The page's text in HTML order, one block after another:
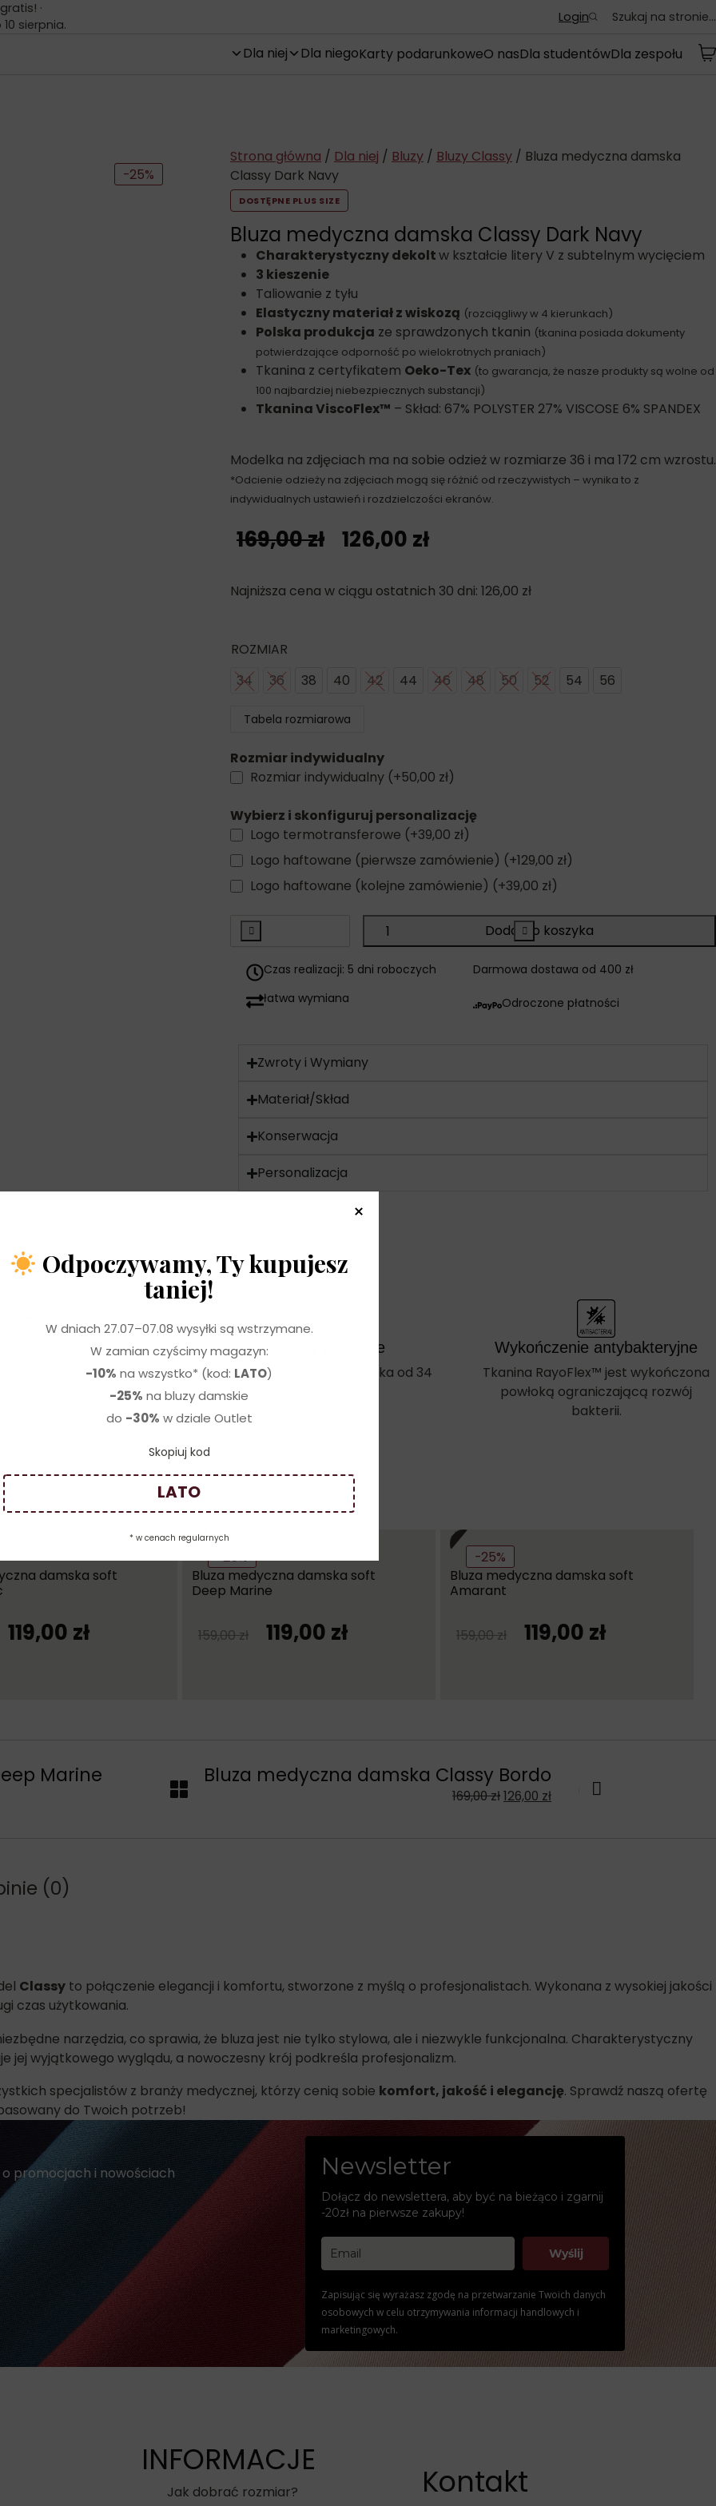
·
sierpnia.
Login Szukaj na stronie...
Dla niej Dla niegoKarty podarunkoweO nasDla studentówDla zespołu
-25%
Strona główna / Dla niej / Bluzy / Bluzy Classy / Bluza medyczna damska
Classy Dark Navy
DOSTĘPNE PLUS SIZE
Bluza medyczna damska Classy Dark Navy
Charakterystyczny dekoltw kształcie litery V z subtelnym wycięciem
3 kieszenie
Taliowanie z tyłu
Elastyczny materiał z wiskozą (rozciągliwy w 4 kierunkach)
Polska produkcja ze sprawdzonych tkanin (tkanina posiada dokumenty
potwierdzające odporność po wielokrotnych praniach)
Tkanina z certyfikatem Oeko-Tex (to gwarancja, że nasze produkty są wolne od
100 najbardziej niebezpiecznych substancji)
Tkanina ViscoFlex™ – Skład: 67% POLYSTER 27% VISCOSE 6% SPANDEX
Modelka na zdjęciach ma na sobie odzież w rozmiarze 36 i ma 172 cm wzrostu.
*Odcienie odzieży na zdjęciach mogą się różnić od rzeczywistych – wynika to z
indywidualnych ustawień i rozdzielczości ekranów.
169,00zł 126,00 zł
Najniższa cena w ciągu ostatnich 30 dni: 126,00 zł
ROZMIAR
34
36 38 40 42 44 46 48 50 52 54 56
Tabela rozmiarowa
Rozmiar indywidualny
Rozmiar indywidualny (+50,00 zł)
Wybierz i skonfiguruj personalizację
Logo termotransferowe (+39,00 zł)
Logo haftowane (pierwsze zamówienie) (+129,00 zł)
Logo haftowane (kolejne zamówienie) (+39,00 zł)
- +
Dodaj do koszyka
Czas realizacji: 5 dni roboczych
Darmowa dostawa od 400 zł
łatwa wymiana
Odroczone płatności
Zwroty i Wymiany
Materiał/Skład
Konserwacja
Personalizacja
tkaniny
materiał zapewniający
swobodę ruchów,
się w 4 kierunkach.
PLUS  SIZE
Rozmiary plus size
Szeroka rozmiarówka damska od 34
Wykończenie antybakteryjne
Tkanina RayoFlex™ jest wykończona
powłoką ograniczającą rozwój
bakterii.
damska soft
119,00 zł
-25%
Bluza medyczna damska soft
Deep Marine
159,00zł 119,00 zł
-25%
Bluza medyczna damska soft
Amarant
159,00zł 119,00 zł
Marine Bluza medyczna damska Classy Bordo
169,00zł126,00 zł
(0)
Classy to połączenie elegancji i komfortu, stworzone z myślą o profesjonalistach. Wykonana z wysokiej jakości
czas użytkowania.
narzędzia, co sprawia, że bluza jest nie tylko stylowa, ale i niezwykle funkcjonalna. Charakterystyczny
jej wyjątkowego wyglądu, a nowoczesny krój podkreśla profesjonalizm.
specjalistów z branży medycznej, którzy cenią sobie komfort, jakość i elegancję. Sprawdź naszą ofertę
do Twoich potrzeb!
promocjach i nowościach Newsletter
Dołącz do newslettera, aby być na bieżąco i zgarnij
-20zł na pierwsze zakupy!
Wyślij
Zapisując się wyrażasz zgodę na przetwarzanie Twoich danych
osobowych w celu otrzymywania informacji handlowych i
marketingowych.
INFORMACJE
Jak dobrać rozmiar?
Kontakt
Odpoczywamy, Ty kupujesz
taniej!
W dniach 27.07–07.08 wysyłki są wstrzymane.
W zamian czyścimy magazyn:
-10% na wszystko* (kod: LATO)
-25% na bluzy damskie
do -30% w dziale Outlet
Skopiuj kod
LATO
* w cenach regularnych